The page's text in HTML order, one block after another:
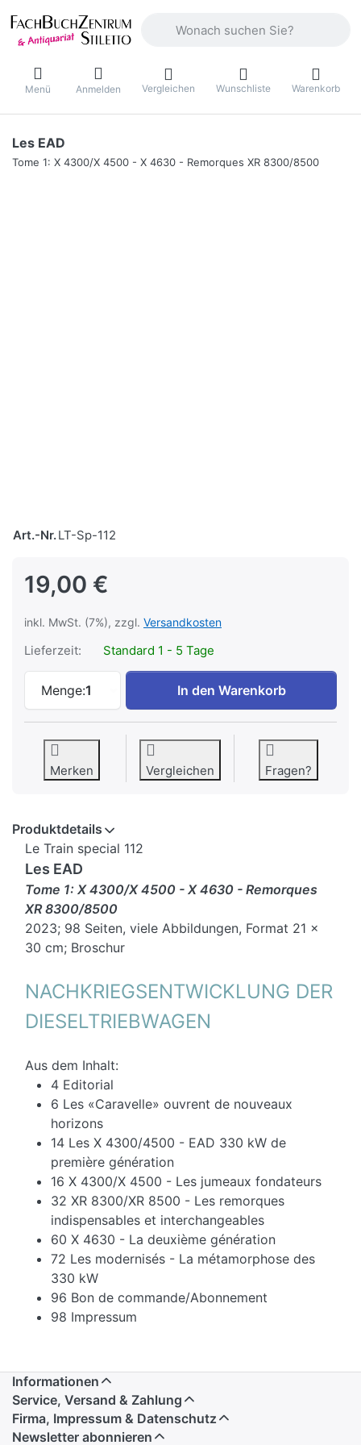
Menü Anmelden Vergleichen Wunschliste Warenkorb
Les EAD
Tome 1: X 4300/X 4500 - X 4630 - Remorques XR 8300/8500
Art.-Nr.LT-Sp-112
19,00 €
inkl. MwSt. (7%), zzgl. Versandkosten
Lieferzeit: Standard 1 - 5 Tage
Menge:1
Les EAD zu 19,00 €, Menge 1.
In den Warenkorb
Merken Vergleichen Fragen?
Produktdetails
Le Train special 112
Les EAD
Tome 1: X 4300/X 4500 - X 4630 - Remorques
XR 8300/8500
2023; 98 Seiten, viele Abbildungen, Format 21 x
30 cm; Broschur
NACHKRIEGSENTWICKLUNG DER
DIESELTRIEBWAGEN
Aus dem Inhalt:
4 Editorial
6 Les «Caravelle» ouvrent de nouveaux
horizons
14 Les X 4300/4500 - EAD 330 kW de
première génération
16 X 4300/X 4500 - Les jumeaux fondateurs
32 XR 8300/XR 8500 - Les remorques
indispensables et interchangeables
60 X 4630 - La deuxième génération
72 Les modernisés - La métamorphose des
330 kW
96 Bon de commande/Abonnement
98 Impressum
Informationen
Service, Versand & Zahlung
Firma, Impressum & Datenschutz
Newsletter abonnieren